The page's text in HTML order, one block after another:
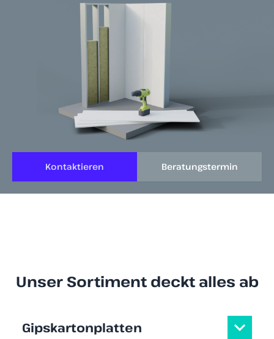
Kontaktieren Beratungstermin
Unser Sortiment deckt alles ab
Gipskartonplatten